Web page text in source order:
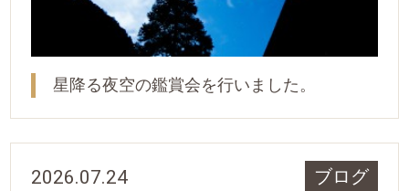
星降る夜空の鑑賞会を行いました。
2026.07.24 ブログ